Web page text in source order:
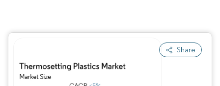
Share